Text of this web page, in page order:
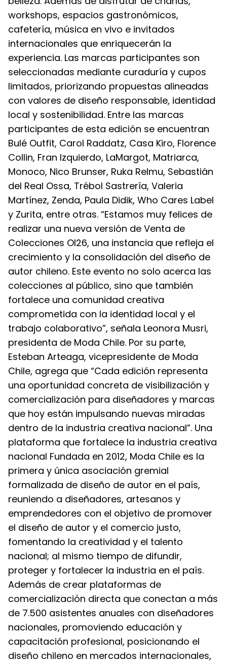
workshops, espacios gastronómicos,
cafetería, música en vivo e invitados
internacionales que enriquecerán la
experiencia. Las marcas participantes son
seleccionadas mediante curaduría y cupos
limitados, priorizando propuestas alineadas
con valores de diseño responsable, identidad
local y sostenibilidad. Entre las marcas
participantes de esta edición se encuentran
Bulé Outfit, Carol Raddatz, Casa Kiro, Florence
Collin, Fran Izquierdo, LaMargot, Matriarca,
Monoco, Nico Brunser, Ruka Relmu, Sebastián
del Real Ossa, Trébol Sastrería, Valeria
Martínez, Zenda, Paula Didik, Who Cares Label
y Zurita, entre otras. “Estamos muy felices de
realizar una nueva versión de Venta de
Colecciones OI26, una instancia que refleja el
crecimiento y la consolidación del diseño de
autor chileno. Este evento no solo acerca las
colecciones al público, sino que también
fortalece una comunidad creativa
comprometida con la identidad local y el
trabajo colaborativo”, señala Leonora Musri,
presidenta de Moda Chile. Por su parte,
Esteban Arteaga, vicepresidente de Moda
Chile, agrega que “Cada edición representa
una oportunidad concreta de visibilización y
comercialización para diseñadores y marcas
que hoy están impulsando nuevas miradas
dentro de la industria creativa nacional”. Una
plataforma que fortalece la industria creativa
nacional Fundada en 2012, Moda Chile es la
primera y única asociación gremial
formalizada de diseño de autor en el país,
reuniendo a diseñadores, artesanos y
emprendedores con el objetivo de promover
el diseño de autor y el comercio justo,
fomentando la creatividad y el talento
nacional; al mismo tiempo de difundir,
proteger y fortalecer la industria en el país.
Además de crear plataformas de
comercialización directa que conectan a más
de 7.500 asistentes anuales con diseñadores
nacionales, promoviendo educación y
capacitación profesional, posicionando el
diseño chileno en mercados internacionales,